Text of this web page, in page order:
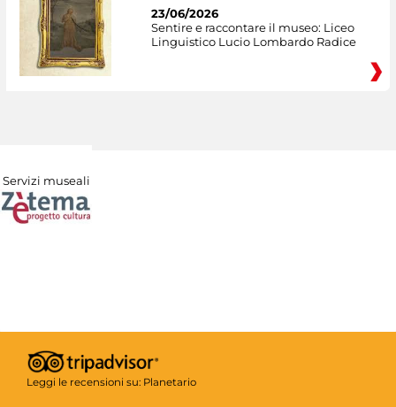
23/06/2026
Sentire e raccontare il museo: Liceo
Linguistico Lucio Lombardo Radice
Servizi museali
Leggi le recensioni su: Planetario